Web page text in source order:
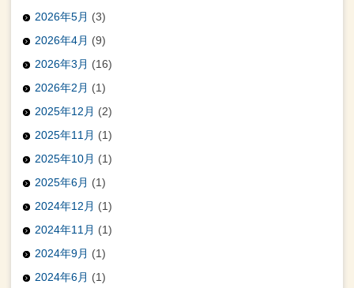
2026年5月 (3)
2026年4月 (9)
2026年3月 (16)
2026年2月 (1)
2025年12月 (2)
2025年11月 (1)
2025年10月 (1)
2025年6月 (1)
2024年12月 (1)
2024年11月 (1)
2024年9月 (1)
2024年6月 (1)